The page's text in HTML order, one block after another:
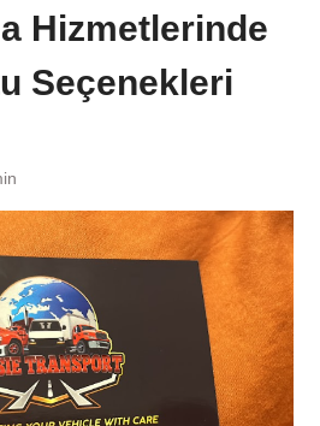
Hizmetlerinde
Seçenekleri